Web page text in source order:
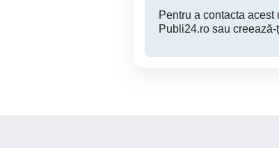
Pentru a contacta acest
Publi24.ro sau